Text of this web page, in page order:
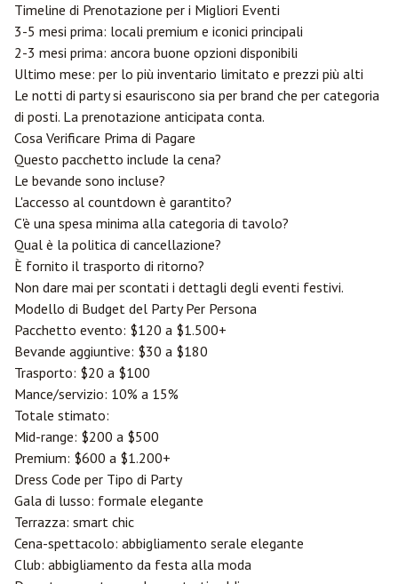
Timeline di Prenotazione per i Migliori Eventi
3-5 mesi prima: locali premium e iconici principali
2-3 mesi prima: ancora buone opzioni disponibili
Ultimo mese: per lo più inventario limitato e prezzi più alti
Le notti di party si esauriscono sia per brand che per categoria
di posti. La prenotazione anticipata conta.
Cosa Verificare Prima di Pagare
Questo pacchetto include la cena?
Le bevande sono incluse?
L'accesso al countdown è garantito?
C'è una spesa minima alla categoria di tavolo?
Qual è la politica di cancellazione?
È fornito il trasporto di ritorno?
Non dare mai per scontati i dettagli degli eventi festivi.
Modello di Budget del Party Per Persona
Pacchetto evento: $120 a $1.500+
Bevande aggiuntive: $30 a $180
Trasporto: $20 a $100
Mance/servizio: 10% a 15%
Totale stimato:
Mid-range: $200 a $500
Premium: $600 a $1.200+
Dress Code per Tipo di Party
Gala di lusso: formale elegante
Terrazza: smart chic
Cena-spettacolo: abbigliamento serale elegante
Club: abbigliamento da festa alla moda